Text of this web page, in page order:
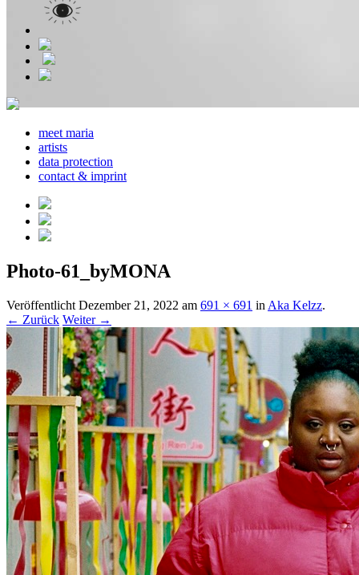
meet maria
artists
data protection
contact & imprint
Photo-61_byMONA
Veröffentlicht Dezember 21, 2022 am 691 × 691 in Aka Kelzz.
← Zurück Weiter →